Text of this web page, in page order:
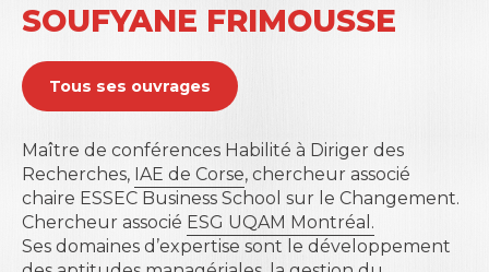
SOUFYANE FRIMOUSSE
Tous ses ouvrages
Maître de conférences Habilité à Diriger des
Recherches, IAE de Corse, chercheur associé
chaire ESSEC Business School sur le Changement.
Chercheur associé ESG UQAM Montréal.
Ses domaines d’expertise sont le développement